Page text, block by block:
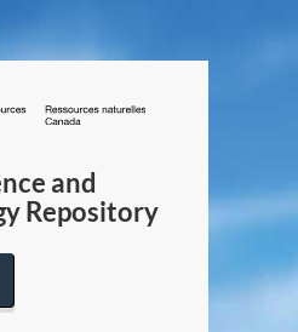
/
Canada
and
Repository